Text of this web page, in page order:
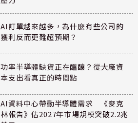
AI訂單越來越多，為什麼有些公司的
獲利反而更難超預期？
功率半導體缺貨正在醞釀？從大廠資
本支出看真正的時間點
AI資料中心帶動半導體需求 《麥克
林報告》估2027年市場規模突破2.2兆